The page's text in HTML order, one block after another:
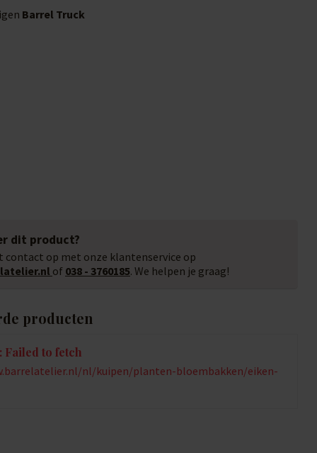
Barrel Truck
dit product?
contact op met onze klantenservice op
of 038 - 3760185. We helpen je graag!
producten
to fetch
nl/kuipen/planten-bloembakken/eiken-